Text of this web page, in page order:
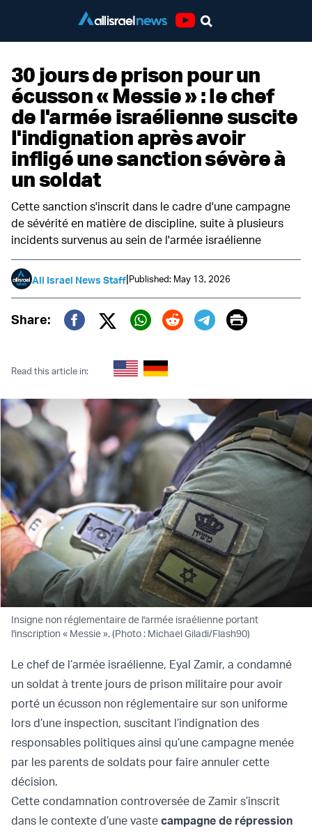
30 jours de prison pour un
écusson « Messie » : le chef
de l'armée israélienne suscite
l'indignation après avoir
infligé une sanction sévère à
un soldat
Cette sanction s'inscrit dans le cadre d'une campagne
de sévérité en matière de discipline, suite à plusieurs
incidents survenus au sein de l'armée israélienne
All Israel News Staff|Published: May 13, 2026
Share:
Twitter (X)
Print
Read this article in:
Insigne non réglementaire de l'armée israélienne portant
l'inscription « Messie ». (Photo : Michael Giladi/Flash90)
Le chef de l’armée israélienne, Eyal Zamir, a condamné
un soldat à trente jours de prison militaire pour avoir
porté un écusson non réglementaire sur son uniforme
lors d’une inspection, suscitant l’indignation des
responsables politiques ainsi qu’une campagne menée
par les parents de soldats pour faire annuler cette
décision.
Cette condamnation controversée de Zamir s’inscrit
dans le contexte d’une vaste campagne de répression